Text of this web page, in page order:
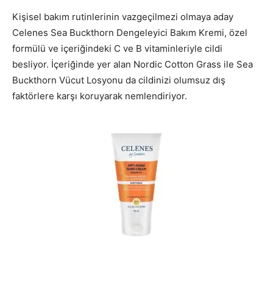
Kişisel bakım rutinlerinin vazgeçilmezi olmaya aday
Celenes Sea Buckthorn Dengeleyici Bakım Kremi, özel
formülü ve içeriğindeki C ve B vitaminleriyle cildi
besliyor. İçeriğinde yer alan Nordic Cotton Grass ile Sea
Buckthorn Vücut Losyonu da cildinizi olumsuz dış
faktörlere karşı koruyarak nemlendiriyor.